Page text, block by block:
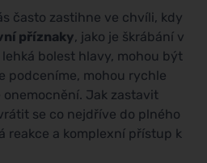
často zastihne ve chvíli, kdy
příznaky, jako je škrábání v
lehká bolest hlavy, mohou být
podceníme, mohou rychle
Jak zastavit
se co nejdříve do plného
reakce a komplexní přístup k